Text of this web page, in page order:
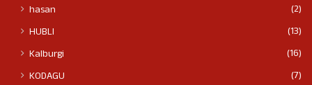
hasan
(2)
HUBLI
(13)
Kalburgi
(16)
KODAGU
(7)